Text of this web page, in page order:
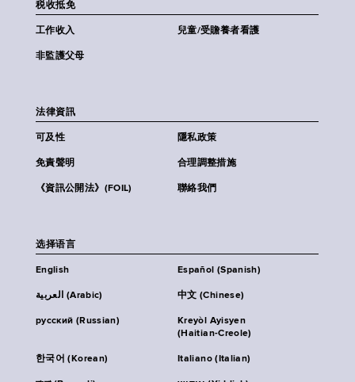
税收抵免
工作收入 兒童/受贍養者看護
非監護父母
法律資訊
可及性 隱私政策
免責聲明 合理調整措施
《資訊公開法》(FOIL) 聯絡我們
选择语言
English Español (Spanish)
العربية (Arabic) 中文 (Chinese)
русский (Russian)
Kreyòl Ayisyen
(Haitian-Creole)
한국어 (Korean) Italiano (Italian)